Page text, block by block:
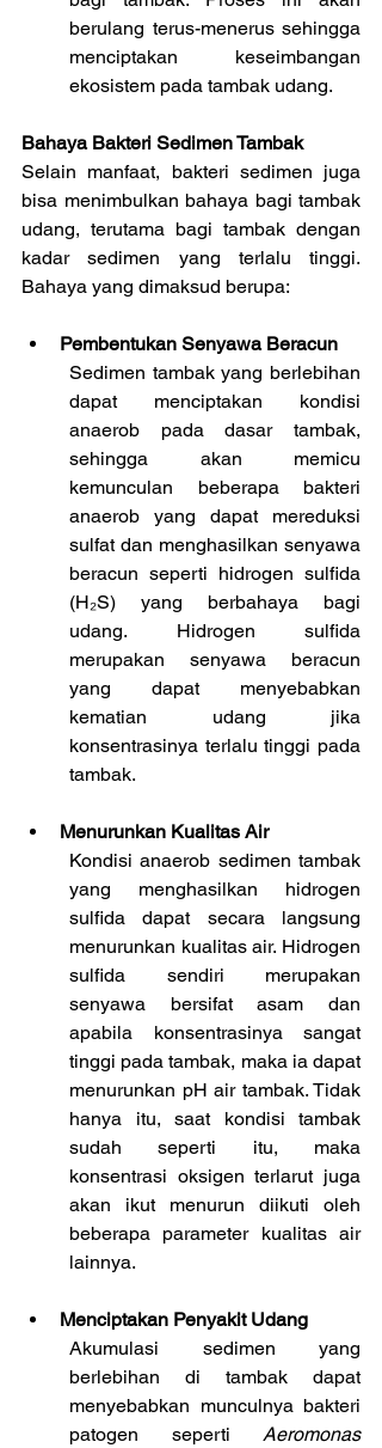
berulang terus-menerus sehingga
menciptakan keseimbangan
ekosistem pada tambak udang.
Bahaya Bakteri Sedimen Tambak
Selain manfaat, bakteri sedimen juga
bisa menimbulkan bahaya bagi tambak
udang, terutama bagi tambak dengan
kadar sedimen yang terlalu tinggi.
Bahaya yang dimaksud berupa:
Pembentukan Senyawa Beracun
Sedimen tambak yang berlebihan
dapat menciptakan kondisi
anaerob pada dasar tambak,
sehingga akan memicu
kemunculan beberapa bakteri
anaerob yang dapat mereduksi
sulfat dan menghasilkan senyawa
beracun seperti hidrogen sulfida
(H₂S) yang berbahaya bagi
udang. Hidrogen sulfida
merupakan senyawa beracun
yang dapat menyebabkan
kematian udang jika
konsentrasinya terlalu tinggi pada
tambak.
Menurunkan Kualitas Air
Kondisi anaerob sedimen tambak
yang menghasilkan hidrogen
sulfida dapat secara langsung
menurunkan kualitas air. Hidrogen
sulfida sendiri merupakan
senyawa bersifat asam dan
apabila konsentrasinya sangat
tinggi pada tambak, maka ia dapat
menurunkan pH air tambak. Tidak
hanya itu, saat kondisi tambak
sudah seperti itu, maka
konsentrasi oksigen terlarut juga
akan ikut menurun diikuti oleh
beberapa parameter kualitas air
lainnya.
Menciptakan Penyakit Udang
Akumulasi sedimen yang
berlebihan di tambak dapat
menyebabkan munculnya bakteri
patogen seperti Aeromonas